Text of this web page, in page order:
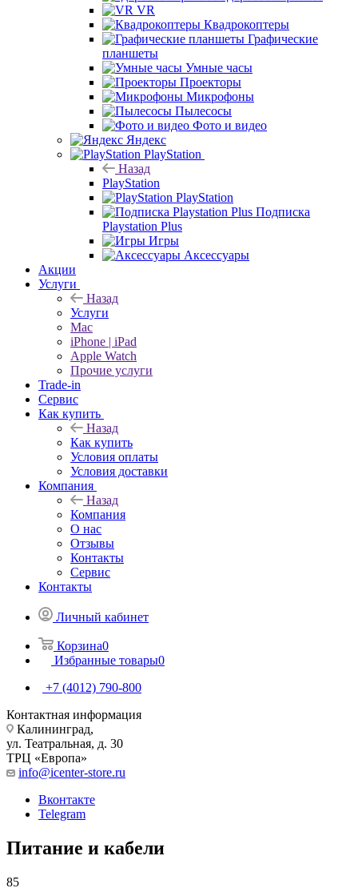
VR
Квадрокоптеры
Графические
планшеты
Умные часы
Проекторы
Микрофоны
Пылесосы
Фото и видео
Яндекс
PlayStation
Назад
PlayStation
PlayStation
Подписка
Playstation Plus
Игры
Аксессуары
Акции
Услуги
Назад
Услуги
Mac
iPhone | iPad
Apple Watch
Прочие услуги
Trade-in
Сервис
Как купить
Назад
Как купить
Условия оплаты
Условия доставки
Компания
Назад
Компания
О нас
Отзывы
Контакты
Сервис
Контакты
Личный кабинет
Корзина0
Избранные товары0
+7 (4012) 790-800
Контактная информация
Калининград,
ул. Театральная, д. 30
ТРЦ «Европа»
info@icenter-store.ru
Вконтакте
Telegram
Питание и кабели
85